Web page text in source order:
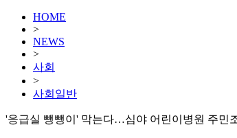
HOME
>
NEWS
>
사회
>
사회일반
'응급실 뺑뺑이' 막는다…심야 어린이병원 주민